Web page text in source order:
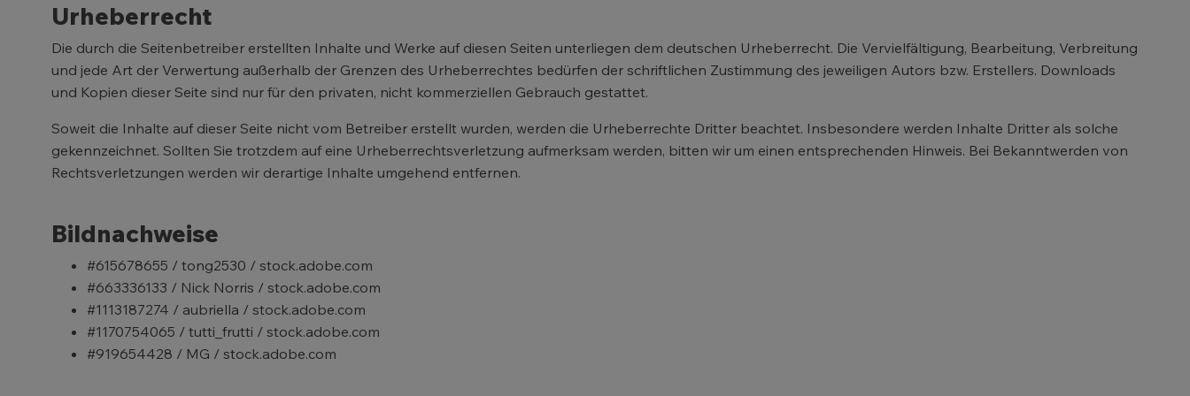
Urheberrecht
Die durch die Seitenbetreiber erstellten Inhalte und Werke auf diesen Seiten unterliegen dem deutschen Urheberrecht. Die Vervielfältigung, Bearbeitung, Verbreitung
und jede Art der Verwertung außerhalb der Grenzen des Urheberrechtes bedürfen der schriftlichen Zustimmung des jeweiligen Autors bzw. Erstellers. Downloads
und Kopien dieser Seite sind nur für den privaten, nicht kommerziellen Gebrauch gestattet.
Soweit die Inhalte auf dieser Seite nicht vom Betreiber erstellt wurden, werden die Urheberrechte Dritter beachtet. Insbesondere werden Inhalte Dritter als solche
gekennzeichnet. Sollten Sie trotzdem auf eine Urheberrechtsverletzung aufmerksam werden, bitten wir um einen entsprechenden Hinweis. Bei Bekanntwerden von
Rechtsverletzungen werden wir derartige Inhalte umgehend entfernen.
Bildnachweise
#615678655 / tong2530 / stock.adobe.com
#663336133 / Nick Norris / stock.adobe.com
#1113187274 / aubriella / stock.adobe.com
#1170754065 / tutti_frutti / stock.adobe.com
#919654428 / MG / stock.adobe.com